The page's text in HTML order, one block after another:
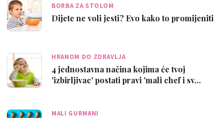
BORBA ZA STOLOM
Dijete ne voli jesti? Evo kako to promijeniti
HRANOM DO ZDRAVLJA
4 jednostavna načina kojima će tvoj
'izbirljivac' postati pravi 'mali chef i sv…
MALI GURMANI